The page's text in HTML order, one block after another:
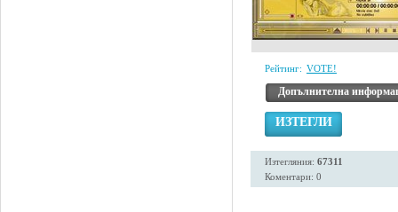
Рейтинг: VOTE!
Допълнителна
ИЗТЕГЛИ
Изтегляния: 67311
Коментари: 0